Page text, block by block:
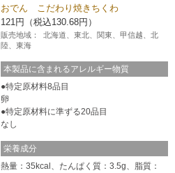
おでん こだわり焼きちくわ
121円（税込130.68円）
販売地域：
北海道、東北、関東、甲信越、北
陸、東海
本製品に含まれるアレルギー物質
特定原材料8品目
卵
特定原材料に準ずる20品目
なし
栄養成分
熱量：35kcal、たんぱく質：3.5g、脂質：